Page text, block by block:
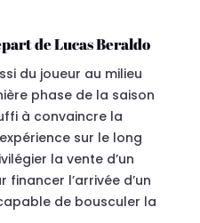
de Lucas Beraldo
du joueur au milieu
phase de la saison
à convaincre la
sur le long
la vente d’un
l’arrivée d’un
de bousculer la